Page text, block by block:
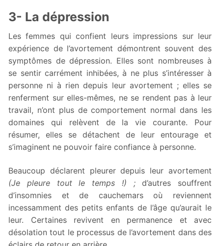
3- La dépression
Les femmes qui confient leurs impressions sur leur
expérience de l’avortement démontrent souvent des
symptômes de dépression. Elles sont nombreuses à
se sentir carrément inhibées, à ne plus s’intéresser à
personne ni à rien depuis leur avortement ; elles se
renferment sur elles-mêmes, ne se rendent pas à leur
travail, n’ont plus de comportement normal dans les
domaines qui relèvent de la vie courante. Pour
résumer, elles se détachent de leur entourage et
s’imaginent ne pouvoir faire confiance à personne.
Beaucoup déclarent pleurer depuis leur avortement
(Je pleure tout le temps !) ;d’autres souffrent
d’insomnies et de cauchemars où reviennent
incessamment des petits enfants de l’âge qu’aurait le
leur. Certaines revivent en permanence et avec
désolation tout le processus de l’avortement dans des